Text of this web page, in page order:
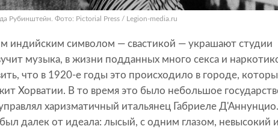
Рубинштейн. Фото: Pictorial Press / Legion-media.ru
индийским символом — свастикой — украшают студии
музыка, в жизни подданных много секса и
что в 1920-е годы это происходило в городе,
Хорватии. В то время это было небольшое
харизматичный итальянец Габриеле Д'Аннунцио.
далек от идеала: лысый, с одним глазом, невысокий и